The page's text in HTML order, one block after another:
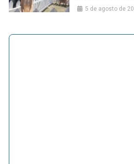
5 de agosto de